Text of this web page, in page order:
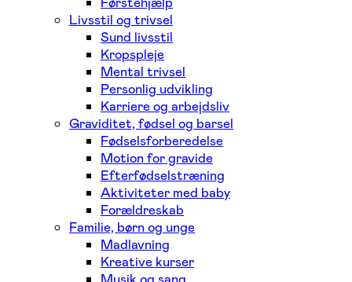
Livsstil og trivsel
Sund livsstil
Kropspleje
Mental trivsel
Personlig udvikling
Karriere og arbejdsliv
Graviditet, fødsel og barsel
Fødselsforberedelse
Motion for gravide
Efterfødselstræning
Aktiviteter med baby
Forældreskab
Familie, børn og unge
Madlavning
Kreative kurser